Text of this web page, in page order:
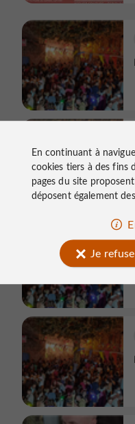
En continuant à
cookies tiers à des fins
pages du site
déposent également
Je refuse